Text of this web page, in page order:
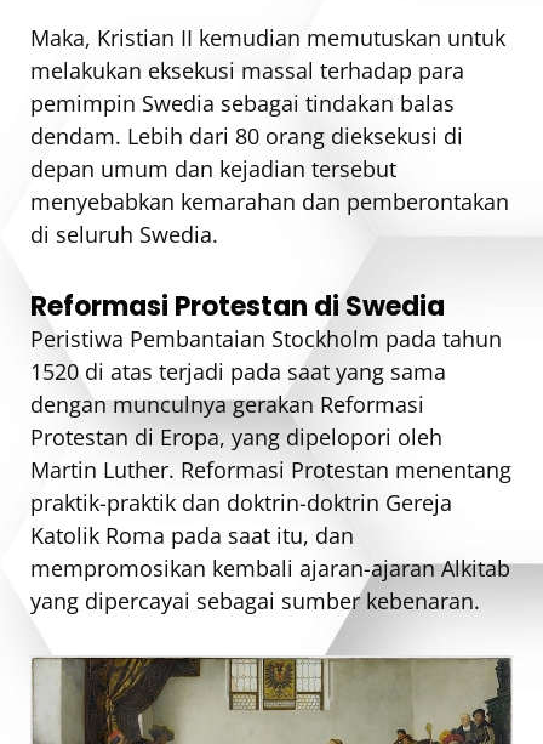
Maka, Kristian II kemudian memutuskan untuk
melakukan eksekusi massal terhadap para
pemimpin Swedia sebagai tindakan balas
dendam. Lebih dari 80 orang dieksekusi di
depan umum dan kejadian tersebut
menyebabkan kemarahan dan pemberontakan
di seluruh Swedia.
Reformasi Protestan di Swedia
Peristiwa Pembantaian Stockholm pada tahun
1520 di atas terjadi pada saat yang sama
dengan munculnya gerakan Reformasi
Protestan di Eropa, yang dipelopori oleh
Martin Luther. Reformasi Protestan menentang
praktik-praktik dan doktrin-doktrin Gereja
Katolik Roma pada saat itu, dan
mempromosikan kembali ajaran-ajaran Alkitab
yang dipercayai sebagai sumber kebenaran.